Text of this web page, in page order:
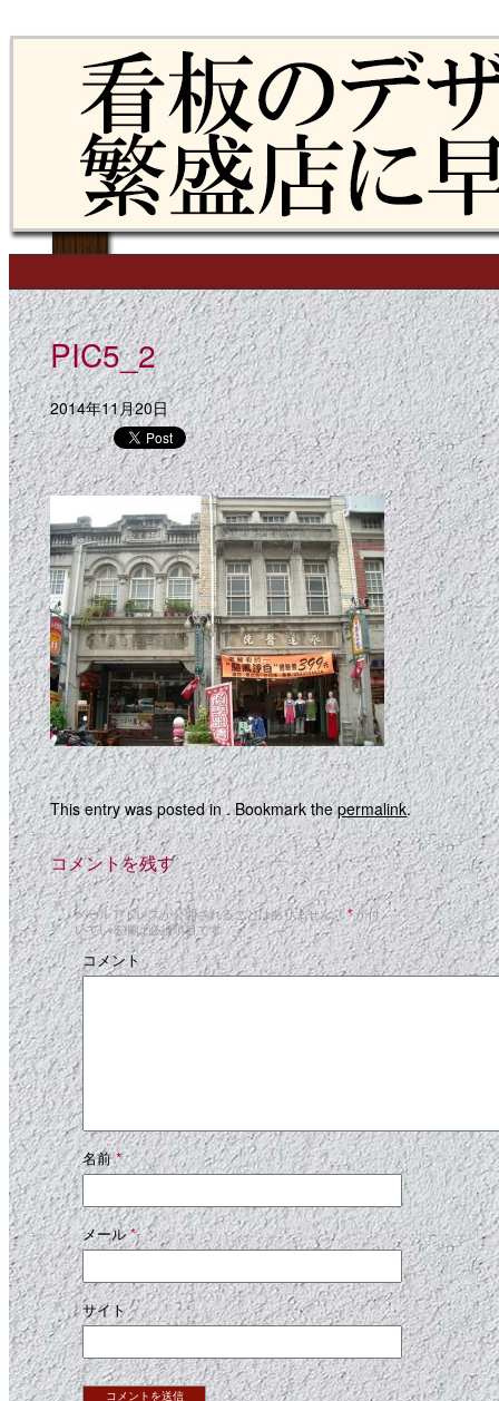
Main menu
PIC5_2
2014年11月20日
This entry was posted in . Bookmark thepermalink.
コメントを残す
メールアドレスが公開されることはありません。*が付
いている欄は必須項目です
コメント
名前*
メール*
サイト